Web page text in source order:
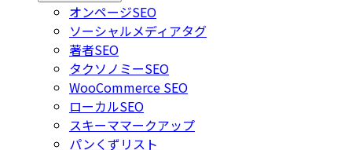
オンページSEO
ソーシャルメディアタグ
著者SEO
タクソノミーSEO
WooCommerce SEO
ローカルSEO
スキーママークアップ
パンくずリスト